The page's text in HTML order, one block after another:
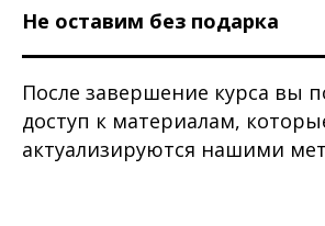
Не оставим без подарка
После завершение курса вы
доступ к материалам,
актуализируются нашими